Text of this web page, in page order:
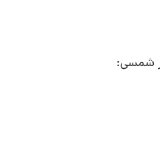
شمسی: